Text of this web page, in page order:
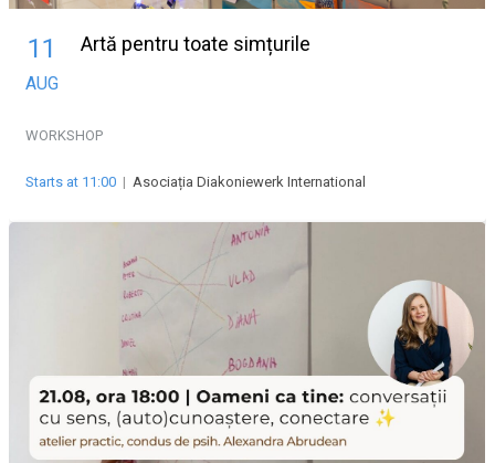
11
AUG
Artă pentru toate simțurile
WORKSHOP
Starts at 11:00 | Asociația Diakoniewerk International